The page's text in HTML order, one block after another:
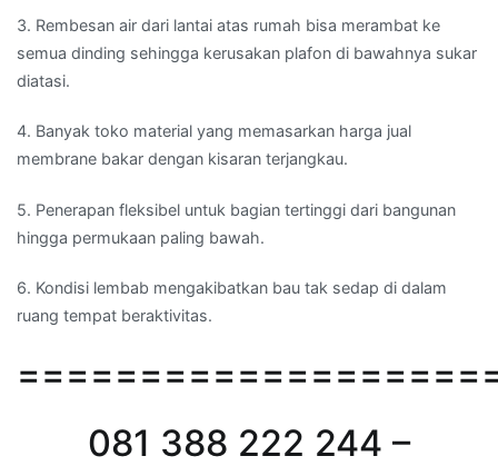
3. Rembesan air dari lantai atas rumah bisa merambat ke
semua dinding sehingga kerusakan plafon di bawahnya sukar
diatasi.
4. Banyak toko material yang memasarkan harga jual
membrane bakar dengan kisaran terjangkau.
5. Penerapan fleksibel untuk bagian tertinggi dari bangunan
hingga permukaan paling bawah.
6. Kondisi lembab mengakibatkan bau tak sedap di dalam
ruang tempat beraktivitas.
081 388 222 244 –